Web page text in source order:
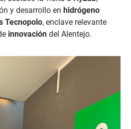
y desarrollo en hidrógeno
Tecnopolo, enclave relevante
innovacióndel Alentejo.